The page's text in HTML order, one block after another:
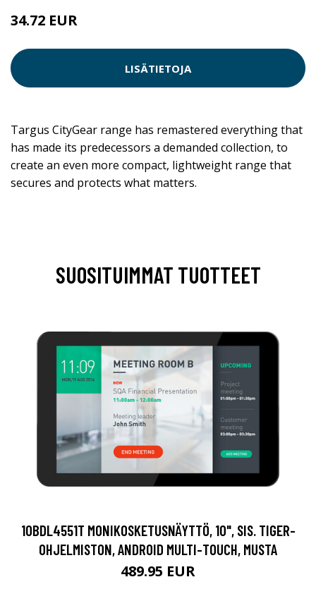
34.72 EUR
LISÄTIETOJA
Targus CityGear range has remastered everything that
has made its predecessors a demanded collection, to
create an even more compact, lightweight range that
secures and protects what matters.
SUOSITUIMMAT TUOTTEET
10BDL4551T MONIKOSKETUSNÄYTTÖ, 10", SIS. TIGER-
OHJELMISTON, ANDROID MULTI-TOUCH, MUSTA
489.95 EUR